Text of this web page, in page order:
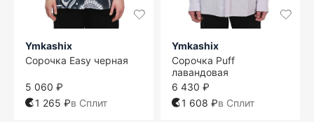
Ymkashix
Сорочка Easy черная
5 060 ₽
1 265 ₽в Сплит
Ymkashix
Сорочка Puff
лавандовая
6 430 ₽
1 608 ₽в Сплит